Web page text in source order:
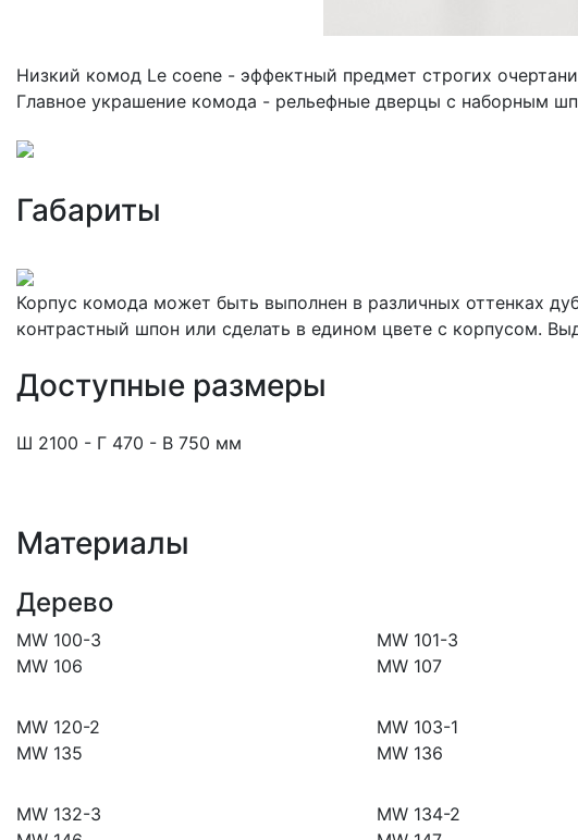
Низкий комод Le coene - эффектный предмет строгих
Главное украшение комода - рельефные дверцы с наборным
Габариты
Корпус комода может быть выполнен в различных оттенках
контрастный шпон или сделать в едином цвете с корпусом.
Доступные размеры
Ш 2100 - Г 470 - В 750 мм
Материалы
Дерево
MW 100-3
MW 106
MW 101-3
MW 107
MW 120-2
MW 135
MW 103-1
MW 136
MW 132-3
MW 134-2